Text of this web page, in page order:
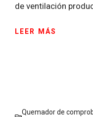
de ventilación
LEER MÁS
Quemador de